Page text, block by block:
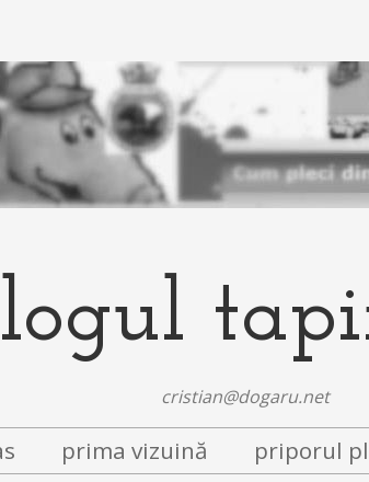
cristian@dogaru.net
prima vizuină priporul